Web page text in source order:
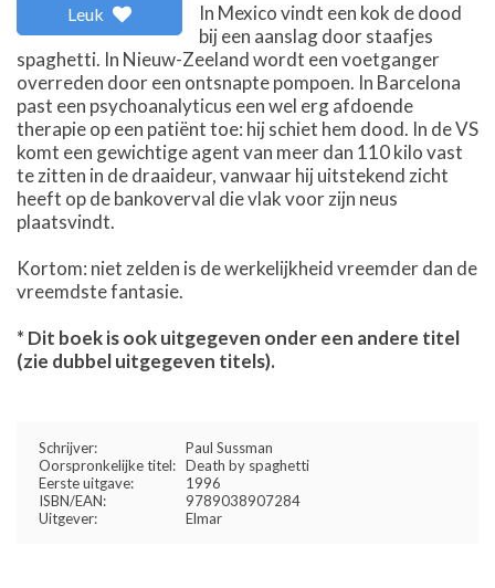
Leuk
In Mexico vindt een kok de dood
bij een aanslag door staafjes
spaghetti. In Nieuw-Zeeland wordt een voetganger
overreden door een ontsnapte pompoen. In Barcelona
past een psychoanalyticus een wel erg afdoende
therapie op een patiënt toe: hij schiet hem dood. In de VS
komt een gewichtige agent van meer dan 110 kilo vast
te zitten in de draaideur, vanwaar hij uitstekend zicht
heeft op de bankoverval die vlak voor zijn neus
plaatsvindt.
Kortom: niet zelden is de werkelijkheid vreemder dan de
vreemdste fantasie.
* Dit boek is ook uitgegeven onder een andere titel
(zie dubbel uitgegeven titels).
Schrijver:
Paul Sussman
Oorspronkelijke titel: Death by spaghetti
Eerste uitgave:
1996
ISBN/EAN:
9789038907284
Uitgever:
Elmar